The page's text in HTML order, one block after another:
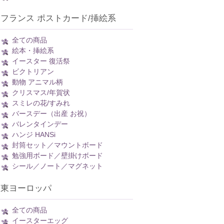
フランス ポストカード/挿絵系
全ての商品
絵本・挿絵系
イースター 復活祭
ビクトリアン
動物 アニマル柄
クリスマス/年賀状
スミレの花/すみれ
バースデー（出産 お祝）
バレンタインデー
ハンジ HANSi
封筒セット／マウントボード
勉強用ボード／壁掛けボード
シール／ノート／マグネット
東ヨーロッパ
全ての商品
イースターエッグ